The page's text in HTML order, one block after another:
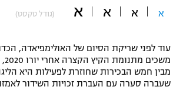
תקנון עבור פעילות אלקטרה
תקנון עבור פעילות ספורט 1 – "מרלן"
גיימינג E-Sports
כדורמים
פוטבול אמריקאי NFL
בייסבול MLB
א א א א (גודל טקסט)
עוד לפני שריקת הסיום של האולימפיאדה,
מבין חמש הבכירות שחוזרת לפעילות היא
שעברה סערה עם העברת זכויות השידור